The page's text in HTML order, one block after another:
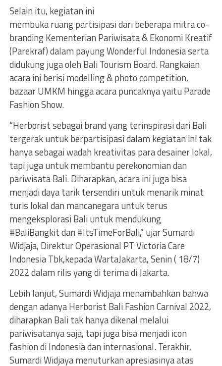
Selain itu, kegiatan ini
membuka ruang partisipasi dari beberapa mitra co-
branding Kementerian Pariwisata & Ekonomi Kreatif
(Parekraf) dalam payung Wonderful Indonesia serta
didukung juga oleh Bali Tourism Board. Rangkaian
acara ini berisi modelling & photo competition,
bazaar UMKM hingga acara puncaknya yaitu Parade
Fashion Show.
“Herborist sebagai brand yang terinspirasi dari Bali
tergerak untuk berpartisipasi dalam kegiatan ini tak
hanya sebagai wadah kreativitas para desainer lokal,
tapi juga untuk membantu perekonomian dan
pariwisata Bali. Diharapkan, acara ini juga bisa
menjadi daya tarik tersendiri untuk menarik minat
turis lokal dan mancanegara untuk terus
mengeksplorasi Bali untuk mendukung
#BaliBangkit dan #ItsTimeForBali,” ujar Sumardi
Widjaja, Direktur Operasional PT Victoria Care
Indonesia Tbk,kepada WartaJakarta, Senin ( 18/7)
2022 dalam rilis yang di terima di Jakarta.
Lebih lanjut, Sumardi Widjaja menambahkan bahwa
dengan adanya Herborist Bali Fashion Carnival 2022,
diharapkan Bali tak hanya dikenal melalui
pariwisatanya saja, tapi juga bisa menjadi icon
fashion di Indonesia dan internasional. Terakhir,
Sumardi Widjaya menuturkan apresiasinya atas